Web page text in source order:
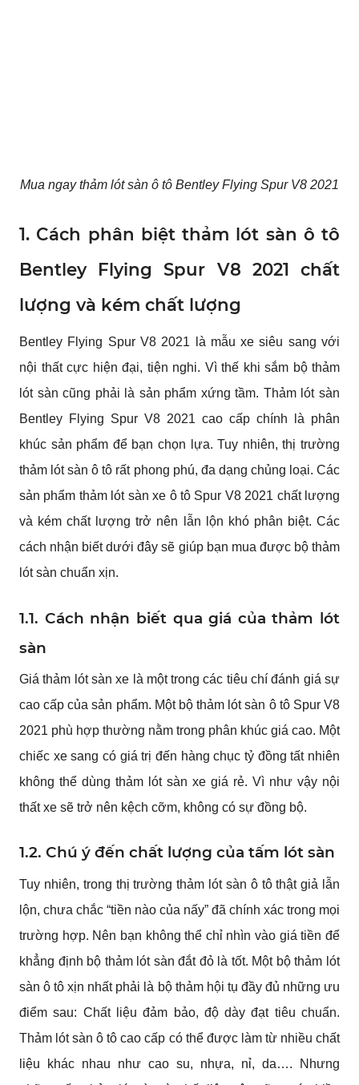
Mua ngay thảm lót sàn ô tô Bentley Flying Spur V8 2021
1. Cách phân biệt thảm lót sàn ô tô
Bentley Flying Spur V8 2021 chất
lượng và kém chất lượng
Bentley Flying Spur V8 2021 là mẫu xe siêu sang với
nội thất cực hiện đại, tiện nghi. Vì thế khi sắm bộ thảm
lót sàn cũng phải là sản phẩm xứng tầm. Thảm lót sàn
Bentley Flying Spur V8 2021 cao cấp chính là phân
khúc sản phẩm để bạn chọn lựa. Tuy nhiên, thị trường
thảm lót sàn ô tô rất phong phú, đa dạng chủng loại. Các
sản phẩm thảm lót sàn xe ô tô Spur V8 2021 chất lượng
và kém chất lượng trở nên lẫn lộn khó phân biệt. Các
cách nhận biết dưới đây sẽ giúp bạn mua được bộ thảm
lót sàn chuẩn xịn.
1.1. Cách nhận biết qua giá của thảm lót
sàn
Giá thảm lót sàn xe là một trong các tiêu chí đánh giá sự
cao cấp của sản phẩm. Một bộ thảm lót sàn ô tô Spur V8
2021 phù hợp thường nằm trong phân khúc giá cao. Một
chiếc xe sang có giá trị đến hàng chục tỷ đồng tất nhiên
không thể dùng thảm lót sàn xe giá rẻ. Vì như vậy nội
thất xe sẽ trở nên kệch cỡm, không có sự đồng bộ.
1.2. Chú ý đến chất lượng của tấm lót sàn
Tuy nhiên, trong thị trường thảm lót sàn ô tô thật giả lẫn
lộn, chưa chắc “tiền nào của nấy” đã chính xác trong mọi
trường hợp. Nên bạn không thể chỉ nhìn vào giá tiền để
khẳng định bộ thảm lót sàn đắt đỏ là tốt. Một bộ thảm lót
sàn ô tô xịn nhất phải là bộ thảm hội tụ đầy đủ những ưu
điểm sau: Chất liệu đảm bảo, độ dày đạt tiêu chuẩn.
Thảm lót sàn ô tô cao cấp có thể được làm từ nhiều chất
liệu khác nhau như cao su, nhựa, nỉ, da…. Nhưng